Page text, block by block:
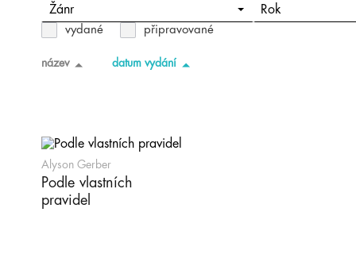
Žánr Rok
vydané připravované
název datum vydání
Alyson Gerber
Podle vlastních
pravidel